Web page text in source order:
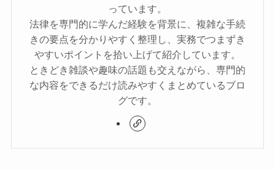
っています。
法律を専門的に学んだ経験を背景に、複雑な手続
きの要点を分かりやすく整理し、実務でつまずき
やすいポイントを拾い上げて紹介しています。
ときどき雑談や趣味の話題も交えながら、専門的
な内容をできるだけ読みやすくまとめているブロ
グです。